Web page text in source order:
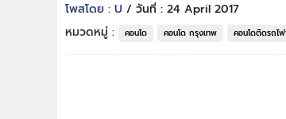
โพสโดย : U / วันที่ : 24 April 2017
หมวดหมู่ :
คอนโด คอนโด กรุงเทพ คอนโดติดรถไ